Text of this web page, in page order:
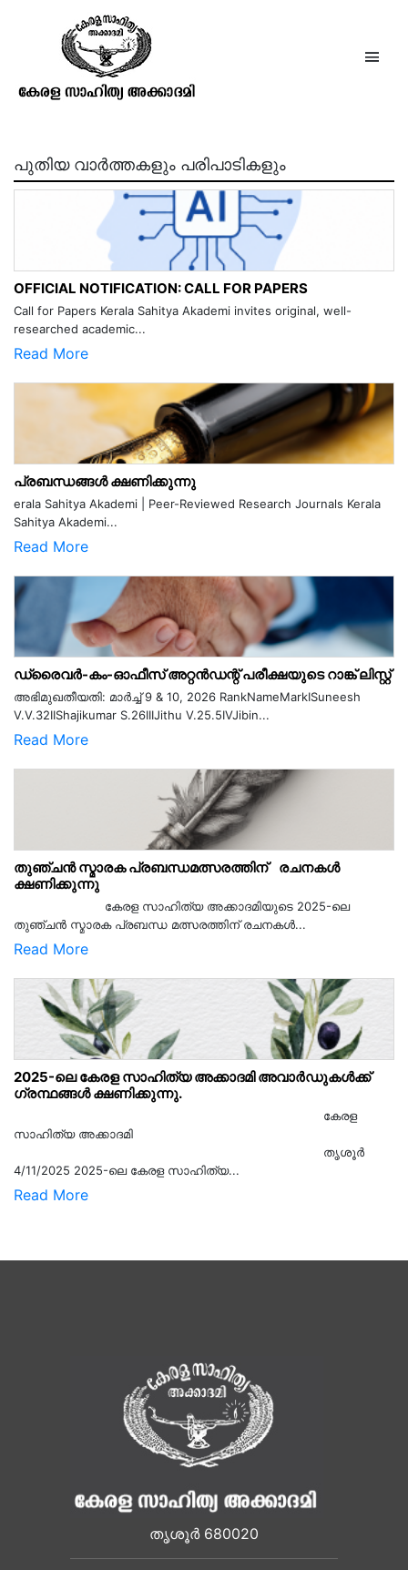
Malayalam literary Survey –
January-March 1981
പുതിയ വാർത്തകളും പരിപാടികളും
OFFICIAL NOTIFICATION: CALL FOR PAPERS
Call for Papers Kerala Sahitya Akademi invites original, well-
researched academic...
Read More
പ്രബന്ധങ്ങൾ ക്ഷണിക്കുന്നു
erala Sahitya Akademi | Peer-Reviewed Research Journals Kerala
Sahitya Akademi...
Read More
ഡ്രൈവർ-കം-ഓഫീസ് അറ്റൻഡന്റ് പരീക്ഷയുടെ റാങ്ക് ലിസ്റ്റ്
അഭിമുഖതീയതി: മാർച്ച് 9 & 10, 2026 RankNameMarkISuneesh
V.V.32IIShajikumar S.26IIIJithu V.25.5IVJibin...
Read More
തുഞ്ചൻ സ്മാരക പ്രബന്ധമത്സരത്തിന് രചനകൾ
ക്ഷണിക്കുന്നു
കേരള സാഹിത്യ അക്കാദമിയുടെ 2025-ലെ
തുഞ്ചൻ സ്മാരക പ്രബന്ധ മത്സരത്തിന് രചനകൾ...
Read More
2025-ലെ കേരള സാഹിത്യ അക്കാദമി അവാർഡുകൾക്ക്
ഗ്രന്ഥങ്ങൾ ക്ഷണിക്കുന്നു.
കേരള
സാഹിത്യ അക്കാദമി
തൃശൂര്‍
4/11/2025 2025-ലെ കേരള സാഹിത്യ...
Read More
തൃശൂർ 680020